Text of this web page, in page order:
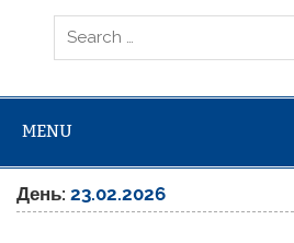
MENU
День:23.02.2026